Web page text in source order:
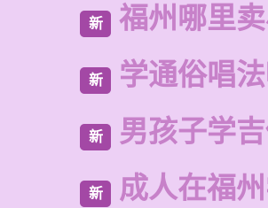
新 福州哪里
新 学通俗唱
新 男孩子学
新 成人在福